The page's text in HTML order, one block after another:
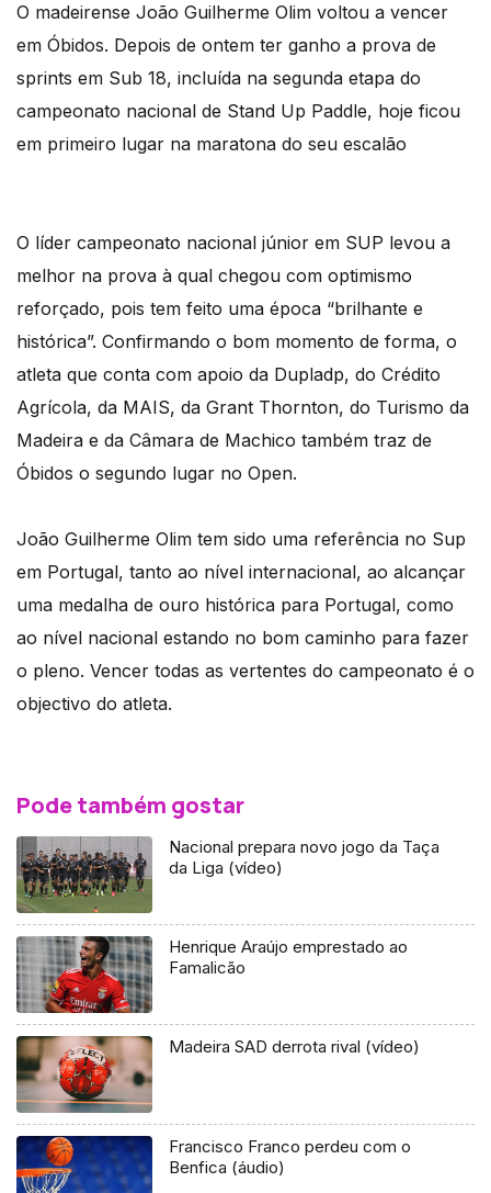
O madeirense João Guilherme Olim voltou a vencer
em Óbidos. Depois de ontem ter ganho a prova de
sprints em Sub 18, incluída na segunda etapa do
campeonato nacional de Stand Up Paddle, hoje ficou
em primeiro lugar na maratona do seu escalão
O líder campeonato nacional júnior em SUP levou a
melhor na prova à qual chegou com optimismo
reforçado, pois tem feito uma época “brilhante e
histórica”. Confirmando o bom momento de forma, o
atleta que conta com apoio da Dupladp, do Crédito
Agrícola, da MAIS, da Grant Thornton, do Turismo da
Madeira e da Câmara de Machico também traz de
Óbidos o segundo lugar no Open.
João Guilherme Olim tem sido uma referência no Sup
em Portugal, tanto ao nível internacional, ao alcançar
uma medalha de ouro histórica para Portugal, como
ao nível nacional estando no bom caminho para fazer
o pleno. Vencer todas as vertentes do campeonato é o
objectivo do atleta.
Pode também gostar
Nacional prepara novo jogo da Taça
da Liga (vídeo)
Henrique Araújo emprestado ao
Famalicão
Madeira SAD derrota rival (vídeo)
Francisco Franco perdeu com o
Benfica (áudio)